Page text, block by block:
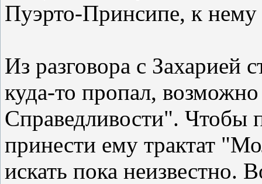
Пуэрто-Принсипе, к
Из разговора с Захарией
куда-то пропал,
Справедливости". Чтобы
принести ему трактат
искать пока неизвестно.